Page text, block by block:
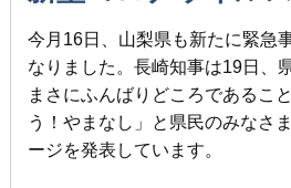
今月16日、山梨県も新たに緊急
なりました。長崎知事は19日、
まさにふんばりどころであるこ
う！やまなし」と県民のみなさ
ージを発表しています。